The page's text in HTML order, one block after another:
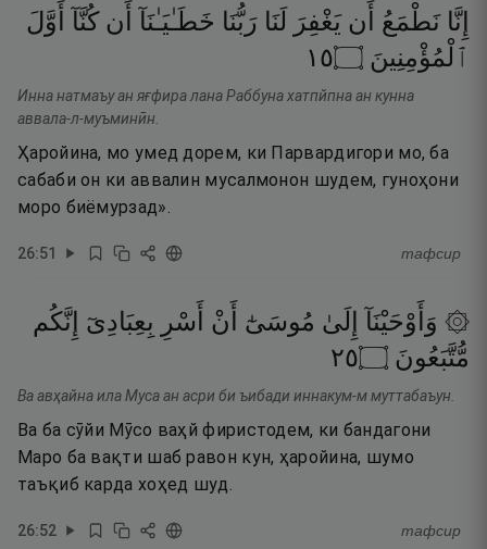
إِنَّا نَطْمَعُ أَن يَغْفِرَ لَنَا رَبُّنَا خَطَـٰيَـٰنَآ أَن كُنَّآ
أَوَّلَ
ٱلْمُؤْمِنِينَ ۝٥١
Инна натмаъу ан яғфира лана Раббуна хатпйпна ан кунна
аввала-л-муъминӣн.
Ҳаройина, мо умед дорем, ки Парвардигори мо, ба
сабаби он ки аввалин мусалмонон шудем, гуноҳони
моро биёмурзад».
26:51 тафсир
۞ وَأَوْحَيْنَآ إِلَىٰ مُوسَىٰٓ أَنْ أَسْرِ بِعِبَادِىٓ إِنَّكُم
مُّتَّبَعُونَ ۝٥٢
Ва авҳайна ила Муса ан асри би ъибади иннакум-м муттабаъун.
Ва ба сӯйи Мӯсо ваҳй фиристодем, ки бандагони
Маро ба вақти шаб равон кун, ҳаройина, шумо
таъқиб карда хоҳед шуд.
26:52 тафсир